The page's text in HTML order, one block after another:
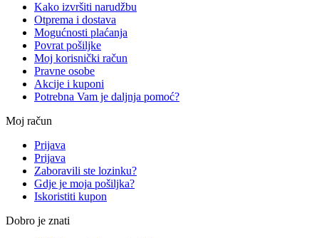
Kako izvršiti narudžbu
Otprema i dostava
Mogućnosti plaćanja
Povrat pošiljke
Moj korisnički račun
Pravne osobe
Akcije i kuponi
Potrebna Vam je daljnja pomoć?
Moj račun
Prijava
Prijava
Zaboravili ste lozinku?
Gdje je moja pošiljka?
Iskoristiti kupon
Dobro je znati